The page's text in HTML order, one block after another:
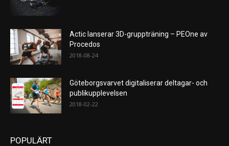
Actic lanserar 3D-gruppträning – PEOne av
Procedos
2018-08-24
Göteborgsvarvet digitaliserar deltagar- och
publikupplevelsen
2018-02-22
POPULÄRT